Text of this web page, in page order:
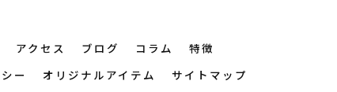
アクセス ブログ コラム
特徴
ー オリジナルアイテム サイトマップ